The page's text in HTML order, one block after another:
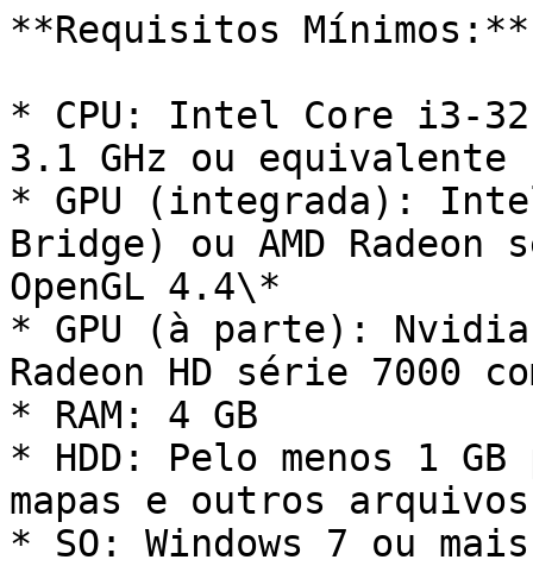
**Requisitos Mínimos:**
* CPU: Intel Core i3-
3.1 GHz ou equivalente
* GPU (integrada):
Bridge) ou AMD
OpenGL 4.4\*
* GPU (à parte): Nvidia
Radeon HD série 7000
* RAM: 4 GB
* HDD: Pelo menos 1
mapas e outros arquivos
* SO: Windows 7 ou